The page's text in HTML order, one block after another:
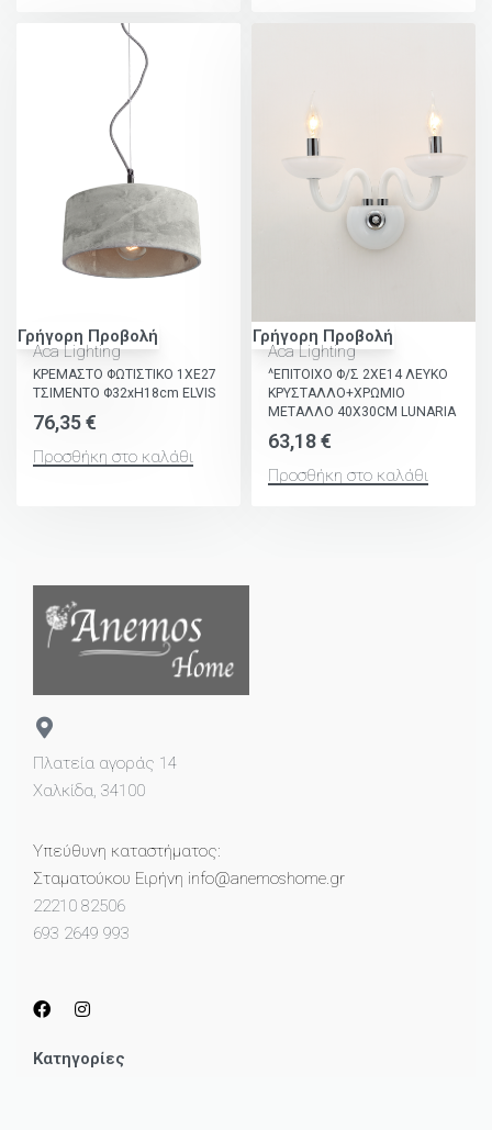
Γρήγορη Προβολή
Aca Lighting
ΚΡΕΜΑΣΤΟ ΦΩΤΙΣΤΙΚΟ 1ΧΕ27
ΤΣΙΜΕΝΤΟ Φ32xH18cm ELVIS
76,35€
Προσθήκη στο καλάθι
Γρήγορη Προβολή
Aca Lighting
^ΕΠΙΤΟΙΧΟ Φ/Σ 2ΧΕ14 ΛΕΥΚΟ
ΚΡΥΣΤΑΛΛΟ+ΧΡΩΜΙΟ
ΜΕΤΑΛΛΟ 40X30CM LUNARIA
63,18€
Προσθήκη στο καλάθι
Πλατεία αγοράς 14
Χαλκίδα, 34100
Υπεύθυνη καταστήματος:
Σταματούκου Ειρήνη info@anemoshome.gr
22210 82506
693 2649 993
Κατηγορίες